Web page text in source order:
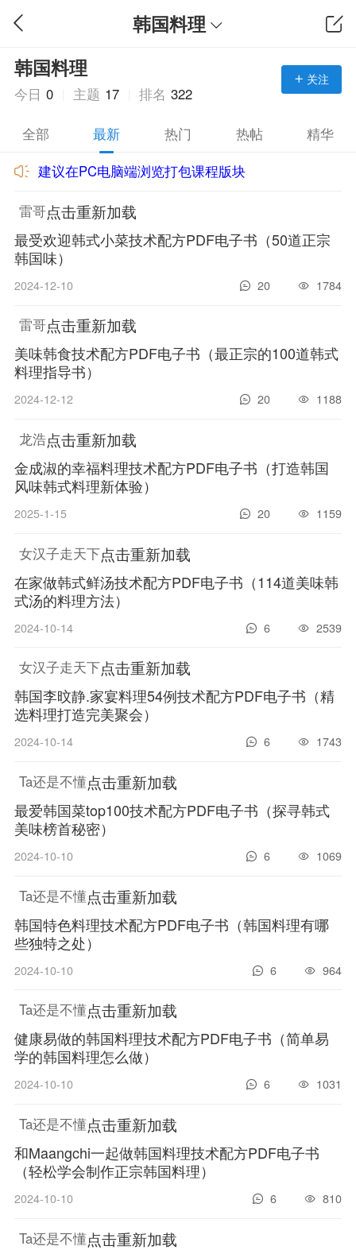
韩国料理
关注
韩国料理
今日 0 主题 17 排名 322
全部 最新 热门 热帖
精华
建议在PC电脑端浏览打包课程版块
雷哥点击重新加载
最受欢迎韩式小菜技术配方PDF电子书（50道正宗
韩国味）
2024-12-10 1784
20
雷哥点击重新加载
美味韩食技术配方PDF电子书（最正宗的100道韩式
料理指导书）
2024-12-12 1188
20
龙浩点击重新加载
金成淑的幸福料理技术配方PDF电子书（打造韩国
风味韩式料理新体验）
2025-1-15 1159
20
女汉子走天下点击重新加载
在家做韩式鲜汤技术配方PDF电子书（114道美味韩
式汤的料理方法）
2024-10-14 2539
6
女汉子走天下点击重新加载
韩国李旼静.家宴料理54例技术配方PDF电子书（精
选料理打造完美聚会）
2024-10-14 1743
6
Ta还是不懂点击重新加载
最爱韩国菜top100技术配方PDF电子书（探寻韩式
美味榜首秘密）
2024-10-10 1069
6
Ta还是不懂点击重新加载
韩国特色料理技术配方PDF电子书（韩国料理有哪
些独特之处）
2024-10-10 964
6
Ta还是不懂点击重新加载
健康易做的韩国料理技术配方PDF电子书（简单易
学的韩国料理怎么做）
2024-10-10 1031
6
Ta还是不懂点击重新加载
和Maangchi一起做韩国料理技术配方PDF电子书
（轻松学会制作正宗韩国料理）
2024-10-10 810
6
Ta还是不懂点击重新加载